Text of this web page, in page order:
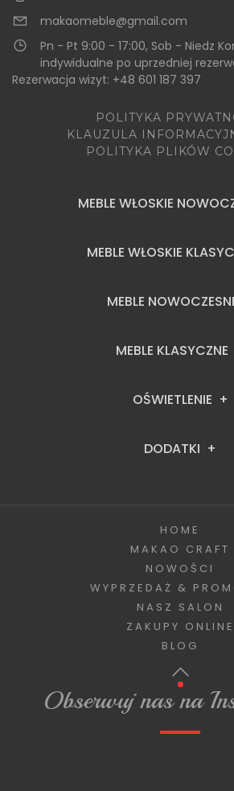
makaomeble@gmail.com
Pn - Pt 9:00 - 17:00, Sob - Niedz
indywidualne po uprzedniej
Rezerwacja wizyt: +48 601 187 397
POLITYKA
KLAUZULA
POLITYKA PLIKÓW
MEBLE WŁOSKIE
MEBLE WŁOSKIE
MEBLE
MEBLE KLASYCZNE
OŚWIETLENIE
DODATKI
HOME
MAKAO CRAFT
NOWOŚCI
WYPRZEDAŻ &
NASZ SALON
ZAKUPY ONLINE
BLOG
Obserwuj nas na